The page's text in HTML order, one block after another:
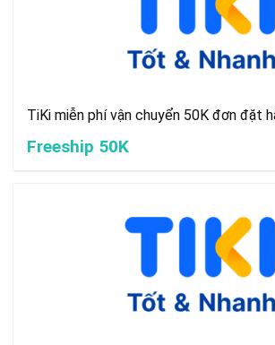
TiKi miễn phí vận chuyển 50K đơn đặt
Freeship 50K